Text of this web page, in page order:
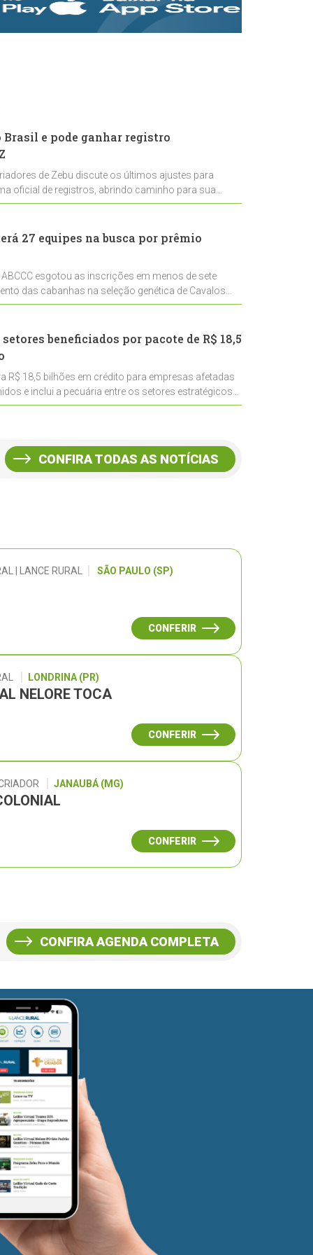
rastreabilidade e
rigor técnico para
Brasil e pode ganhar registro
de Zebu discute os últimos ajustes para
oficial de registros, abrindo caminho para sua
27 equipes na busca por prêmio
esgotou as inscrições em menos de sete
das cabanhas na seleção genética de Cavalos
beneficiados por pacote de R$ 18,5
R$ 18,5 bilhões em crédito para empresas afetadas
e inclui a pecuária entre os setores estratégicos
CONFIRA TODAS AS NOTÍCIAS
| LANCE RURAL SÃO PAULO (SP)
CONFERIR
LONDRINA (PR)
NELORE TOCA
CONFERIR
JANAUBÁ (MG)
CONFERIR
CONFIRA AGENDA COMPLETA